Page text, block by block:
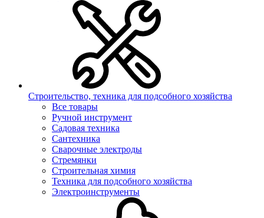
Строительство, техника для подсобного хозяйства
Все товары
Ручной инструмент
Садовая техника
Сантехника
Сварочные электроды
Стремянки
Строительная химия
Техника для подсобного хозяйства
Электроинструменты